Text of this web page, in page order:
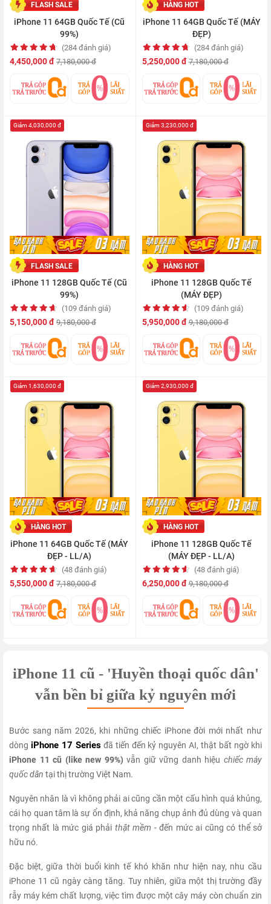
FLASH SALE
iPhone 11 64GB Quốc Tế (Cũ
99%)
(284 đánh giá)
4,450,000 đ 7,180,000 đ
HÀNG HOT
iPhone 11 64GB Quốc Tế (MÁY
ĐẸP)
(284 đánh giá)
5,250,000 đ 7,180,000 đ
FLASH SALE
iPhone 11 128GB Quốc Tế (Cũ
99%)
(109 đánh giá)
5,150,000 đ 9,180,000 đ
Giảm 4,030,000 đ
HÀNG HOT
iPhone 11 128GB Quốc Tế
(MÁY ĐẸP)
(109 đánh giá)
5,950,000 đ 9,180,000 đ
Giảm 3,230,000 đ
HÀNG HOT
iPhone 11 64GB Quốc Tế (MÁY
ĐẸP - LL/A)
(48 đánh giá)
5,550,000 đ 7,180,000 đ
Giảm 1,630,000 đ
HÀNG HOT
iPhone 11 128GB Quốc Tế
(MÁY ĐẸP - LL/A)
(48 đánh giá)
6,250,000 đ 9,180,000 đ
Giảm 2,930,000 đ
iPhone 11 cũ - 'Huyền thoại quốc dân'
vẫn bền bỉ giữa kỷ nguyên mới
Bước sang năm 2026, khi những chiếc iPhone đời mới nhất như
dòng iPhone 17 Seriesđã tiến đến kỷ nguyên AI, thật bất ngờ khi
iPhone 11 cũ (like new 99%) vẫn giữ vững danh hiệu chiếc máy
quốc dân tại thị trường Việt Nam.
Nguyên nhân là vì không phải ai cũng cần một cấu hình quá khủng,
cái họ quan tâm là sự ổn định, khả năng chụp ảnh đủ dùng và quan
trọng nhất là mức giá phải thật mềm - đến mức ai cũng có thể sở
hữu nó.
Đặc biệt, giữa thời buổi kinh tế khó khăn như hiện nay, nhu cầu
iPhone 11 cũ ngày càng tăng. Tuy nhiên, giữa một thị trường đầy
rẫy máy kém chất lượng, việc tìm được một cây máy còn chuẩn zin